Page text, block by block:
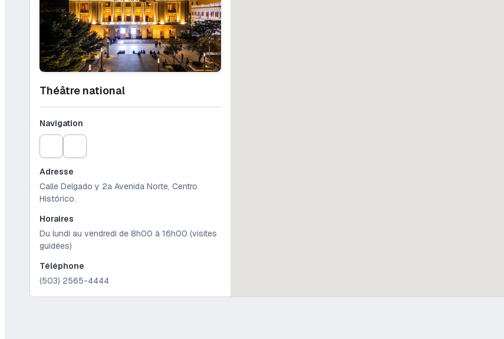
Théâtre national
Navigation
Adresse
Calle Delgado y 2a Avenida Norte, Centro
Histórico.
Horaires
Du lundi au vendredi de 8h00 à 16h00 (visites
guidées)
Téléphone
(503) 2565-4444